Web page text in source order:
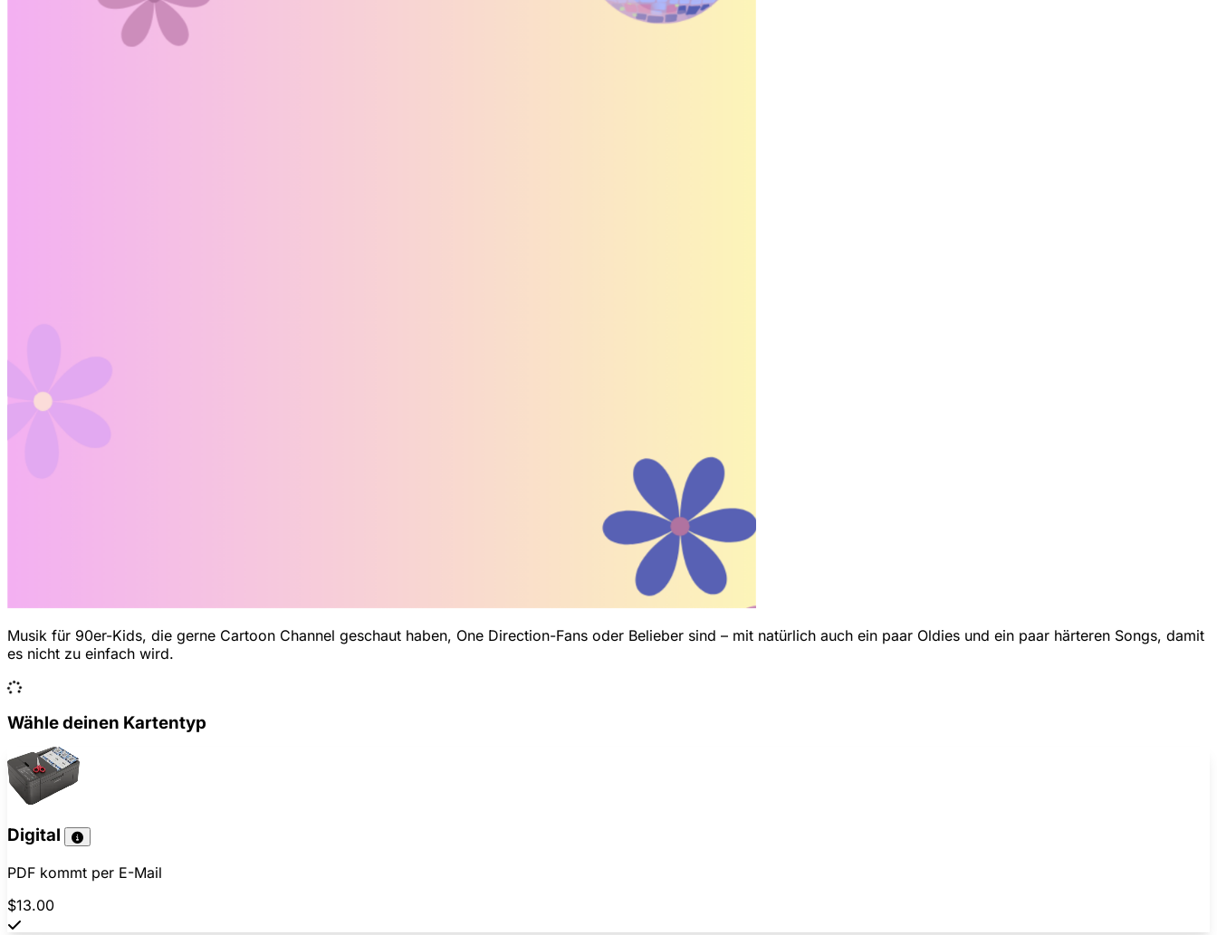
Musik für 90er-Kids, die gerne Cartoon Channel geschaut haben, One Direction-Fans oder Belieber sind – mit natürlich auch ein paar Oldies und ein paar härteren Songs, damit
es nicht zu einfach wird.
Wähle deinen Kartentyp
Digital
PDF kommt per E-Mail
$13.00